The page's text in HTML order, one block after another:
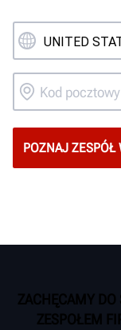
ZACHĘCAMY DO
ZESPOŁEM